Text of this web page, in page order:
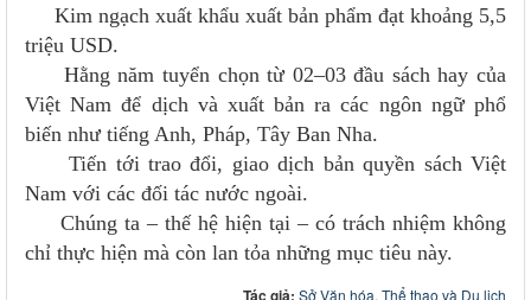
Kim ngạch xuất khẩu xuất bản phẩm đạt khoảng 5,5
triệu USD.
Hằng năm tuyển chọn từ 02–03 đầu sách hay của
Việt Nam để dịch và xuất bản ra các ngôn ngữ phổ
biến như tiếng Anh, Pháp, Tây Ban Nha.
Tiến tới trao đổi, giao dịch bản quyền sách Việt
Nam với các đối tác nước ngoài.
Chúng ta – thế hệ hiện tại – có trách nhiệm không
chỉ thực hiện mà còn lan tỏa những mục tiêu này.
Tác giả: Sở Văn hóa, Thể thao và Du lịch